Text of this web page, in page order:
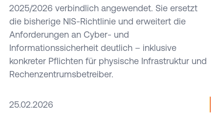
unterstützen
bei der
Rechenzentren.
Rechenzentren
von der
Vorbereitung
bis zum
Audit.
2025/2026 verbindlich angewendet. Sie ersetzt
die bisherige NIS-Richtlinie und erweitert die
Anforderungen an Cyber- und
Informationssicherheit deutlich – inklusive
konkreter Pflichten für physische Infrastruktur und
Rechenzentrumsbetreiber.
25.02.2026